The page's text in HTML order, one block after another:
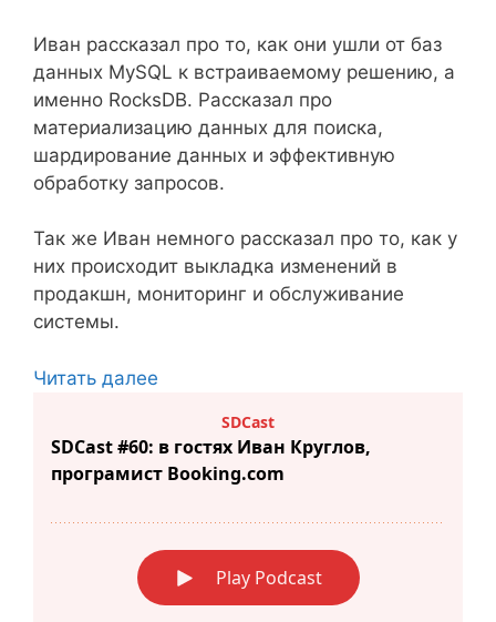
Иван рассказал про то, как они ушли от баз
данных MySQL к встраиваемому решению, а
именно RocksDB. Рассказал про
материализацию данных для поиска,
шардирование данных и эффективную
обработку запросов.
Так же Иван немного рассказал про то, как у
них происходит выкладка изменений в
продакшн, мониторинг и обслуживание
системы.
Читать далее